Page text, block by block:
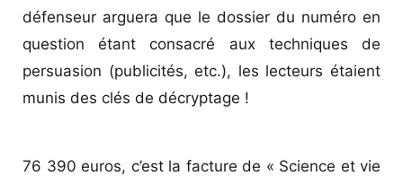
défenseur arguera que le dossier du numéro en
question étant consacré aux techniques de
persuasion (publicités, etc.), les lecteurs étaient
munis des clés de décryptage !
76 390 euros, c’est la facture de « Science et vie